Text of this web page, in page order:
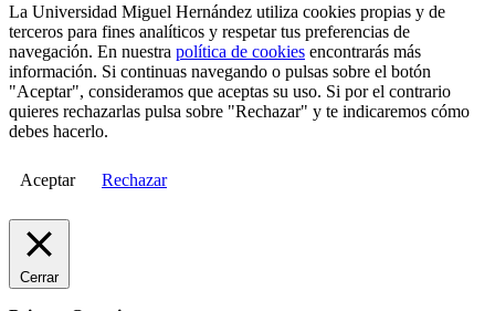
La Universidad Miguel Hernández utiliza cookies propias y de
terceros para fines analíticos y respetar tus preferencias de
navegación. En nuestra política de cookies encontrarás más
información. Si continuas navegando o pulsas sobre el botón
"Aceptar", consideramos que aceptas su uso. Si por el contrario
quieres rechazarlas pulsa sobre "Rechazar" y te indicaremos cómo
debes hacerlo.
Aceptar Rechazar
Cerrar